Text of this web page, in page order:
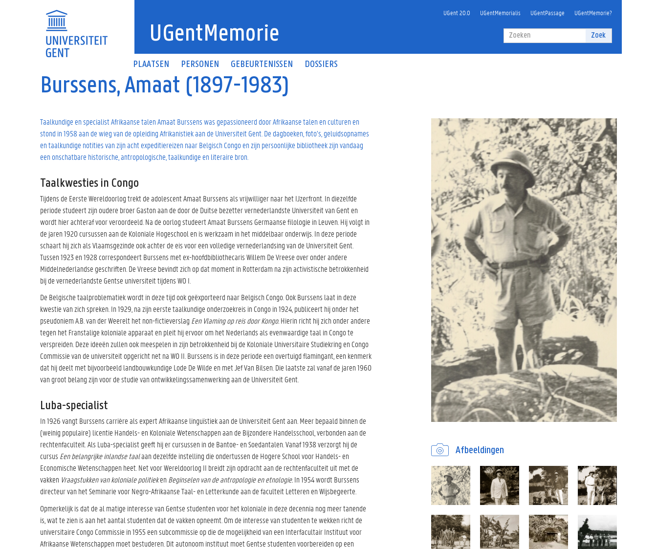
UGentMemorie Zoekveld Zoek
Zoeken
UGent 20.0 UGentMemorialis UGentPassage UGentMemorie?
PLAATSEN PERSONEN GEBEURTENISSEN DOSSIERS
Burssens, Amaat (1897-1983)
Taalkundige en specialist Afrikaanse talen Amaat Burssens was gepassioneerd door Afrikaanse talen en culturen en
stond in 1958 aan de wieg van de opleiding Afrikanistiek aan de Universiteit Gent. De dagboeken, foto’s, geluidsopnames
en taalkundige notities van zijn acht expeditiereizen naar Belgisch Congo en zijn persoonlijke bibliotheek zijn vandaag
een onschatbare historische, antropologische, taalkundige en literaire bron.
Taalkwesties in Congo
Tijdens de Eerste Wereldoorlog trekt de adolescent Amaat Burssens als vrijwilliger naar het IJzerfront. In diezelfde
periode studeert zijn oudere broer Gaston aan de door de Duitse bezetter vernederlandste Universiteit van Gent en
wordt hier achteraf voor veroordeeld. Na de oorlog studeert Amaat Burssens Germaanse filologie in Leuven. Hij volgt in
de jaren 1920 cursussen aan de Koloniale Hogeschool en is werkzaam in het middelbaar onderwijs. In deze periode
schaart hij zich als Vlaamsgezinde ook achter de eis voor een volledige vernederlandsing van de Universiteit Gent.
Tussen 1923 en 1928 correspondeert Burssens met ex-hoofdbibliothecaris Willem De Vreese over onder andere
Middelnederlandse geschriften. De Vreese bevindt zich op dat moment in Rotterdam na zijn activistische betrokkenheid
bij de vernederlandste Gentse universiteit tijdens WO I.
De Belgische taalproblematiek wordt in deze tijd ook geëxporteerd naar Belgisch Congo. Ook Burssens laat in deze
kwestie van zich spreken. In 1929, na zijn eerste taalkundige onderzoekreis in Congo in 1924, publiceert hij onder het
pseudoniem A.B. van der Weerelt het non-fictieverslag Een Vlaming op reis door Kongo. Hierin richt hij zich onder andere
tegen het Franstalige koloniale apparaat en pleit hij ervoor om het Nederlands als evenwaardige taal in Congo te
verspreiden. Deze ideeën zullen ook meespelen in zijn betrokkenheid bij de Koloniale Universitaire Studiekring en Congo
Commissie van de universiteit opgericht net na WO II. Burssens is in deze periode een overtuigd flamingant, een kenmerk
dat hij deelt met bijvoorbeeld landbouwkundige Lode De Wilde en met Jef Van Bilsen. Die laatste zal vanaf de jaren 1960
van groot belang zijn voor de studie van ontwikkelingssamenwerking aan de Universiteit Gent.
Luba-specialist
In 1926 vangt Burssens carrière als expert Afrikaanse linguïstiek aan de Universiteit Gent aan. Meer bepaald binnen de
(weinig populaire) licentie Handels- en Koloniale Wetenschappen aan de Bijzondere Handelsschool, verbonden aan de
rechtenfaculteit. Als Luba-specialist geeft hij er cursussen in de Bantoe- en Soedantalen. Vanaf 1938 verzorgt hij de
cursus Een belangrijke inlandse taalaan dezelfde instelling die ondertussen de Hogere School voor Handels- en
Economische Wetenschappen heet. Net voor Wereldoorlog II breidt zijn opdracht aan de rechtenfaculteit uit met de
vakken Vraagstukken van koloniale politieken Beginselen van de antropologie en etnologie. In 1954 wordt Burssens
directeur van het Seminarie voor Negro-Afrikaanse Taal- en Letterkunde aan de faculteit Letteren en Wijsbegeerte.
Opmerkelijk is dat de al matige interesse van Gentse studenten voor het koloniale in deze decennia nog meer tanende
is, wat te zien is aan het aantal studenten dat de vakken opneemt. Om de interesse van studenten te wekken richt de
universitaire Congo Commissie in 1955 een subcommissie op die de mogelijkheid van een Interfacultair Instituut voor
Afrikaanse Wetenschappen moet bestuderen. Dit autonoom instituut moet Gentse studenten voorbereiden op een
Afbeeldingen